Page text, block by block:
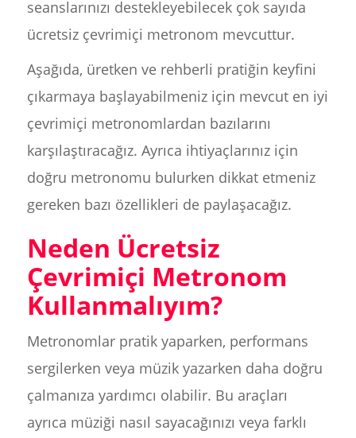
seanslarınızı destekleyebilecek çok sayıda
ücretsiz çevrimiçi metronom mevcuttur.
Aşağıda, üretken ve rehberli pratiğin keyfini
çıkarmaya başlayabilmeniz için mevcut en iyi
çevrimiçi metronomlardan bazılarını
karşılaştıracağız. Ayrıca ihtiyaçlarınız için
doğru metronomu bulurken dikkat etmeniz
gereken bazı özellikleri de paylaşacağız.
Neden Ücretsiz
Çevrimiçi Metronom
Kullanmalıyım?
Metronomlar pratik yaparken, performans
sergilerken veya müzik yazarken daha doğru
çalmanıza yardımcı olabilir. Bu araçları
ayrıca müziği nasıl sayacağınızı veya farklı